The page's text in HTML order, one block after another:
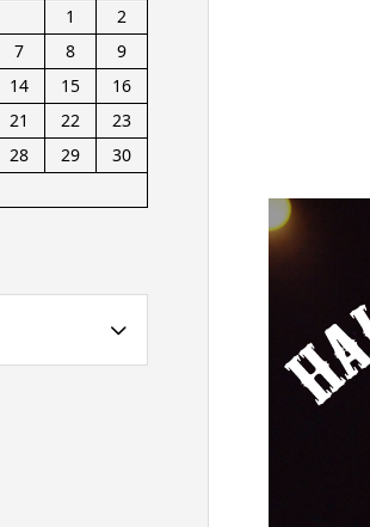
1
2
7 8
9
14 15
16
21 22
23
28 29
30